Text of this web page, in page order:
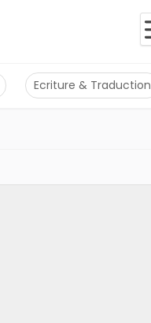
Ecriture & Traduction